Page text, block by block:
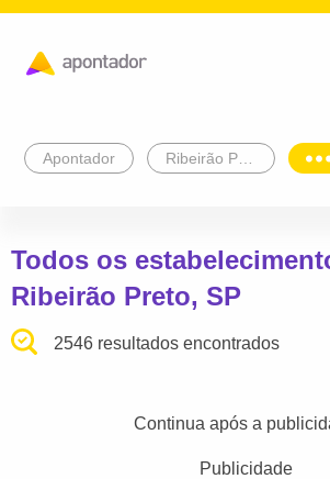
Apontador
Todos os
Ribeirão Preto, SP
2546 resultados encontrados
Continua após a
Publicidade